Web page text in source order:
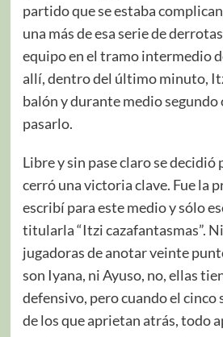
partido que se estaba
una más de esa serie de
equipo en el tramo intermedio
allí, dentro del último minuto,
balón y durante medio segundo
pasarlo.
Libre y sin pase claro se decidió
cerró una victoria clave. Fue la
escribí para este medio y sólo
titularla “Itzi cazafantasmas”.
jugadoras de anotar veinte
son Iyana, ni Ayuso, no, ellas
defensivo, pero cuando el cinco
de los que aprietan atrás, todo